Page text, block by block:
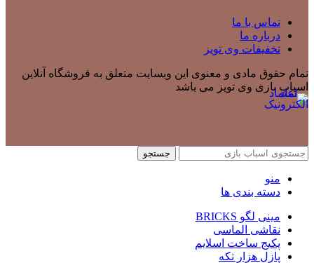
تماس با ما
درباره ما
تخفیفات وی تویز
تمام حقوق مادی و معنوی این وبسایت متعلق به فروشگاه آنلاین
اسباب بازی وی تویز می باشد
جستجو
منو
دسته بندی ها
مینی لگو BRICKS
نقاشی الماسی
پکیج ساخت اسلایم
پازل هزار تکه